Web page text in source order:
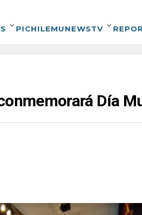
PICHILEMUNEWSTV
Día